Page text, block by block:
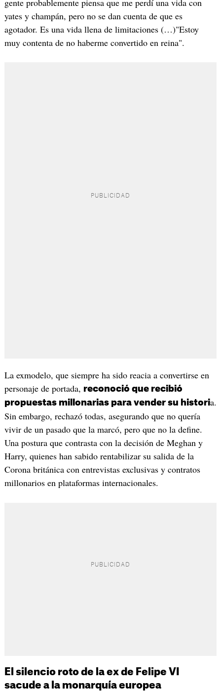
yates y champán, pero no se dan cuenta de que es
agotador. Es una vida llena de limitaciones (…)"Estoy
muy contenta de no haberme convertido en reina".
La exmodelo, que siempre ha sido reacia a convertirse en
personaje de portada, reconoció que recibió
propuestas millonarias para vender su historia.
Sin embargo, rechazó todas, asegurando que no quería
vivir de un pasado que la marcó, pero que no la define.
Una postura que contrasta con la decisión de Meghan y
Harry, quienes han sabido rentabilizar su salida de la
Corona británica con entrevistas exclusivas y contratos
millonarios en plataformas internacionales.
El silencio roto de la ex de Felipe VI
sacude a la monarquía europea